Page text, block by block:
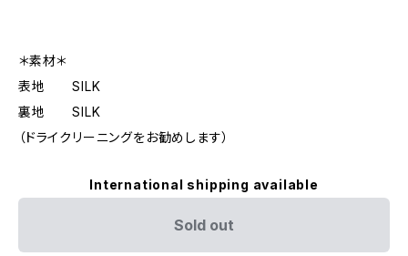
＊素材＊
表地 SILK
裏地 SILK
（ドライクリーニングをお勧めします）
International shipping available
Sold out